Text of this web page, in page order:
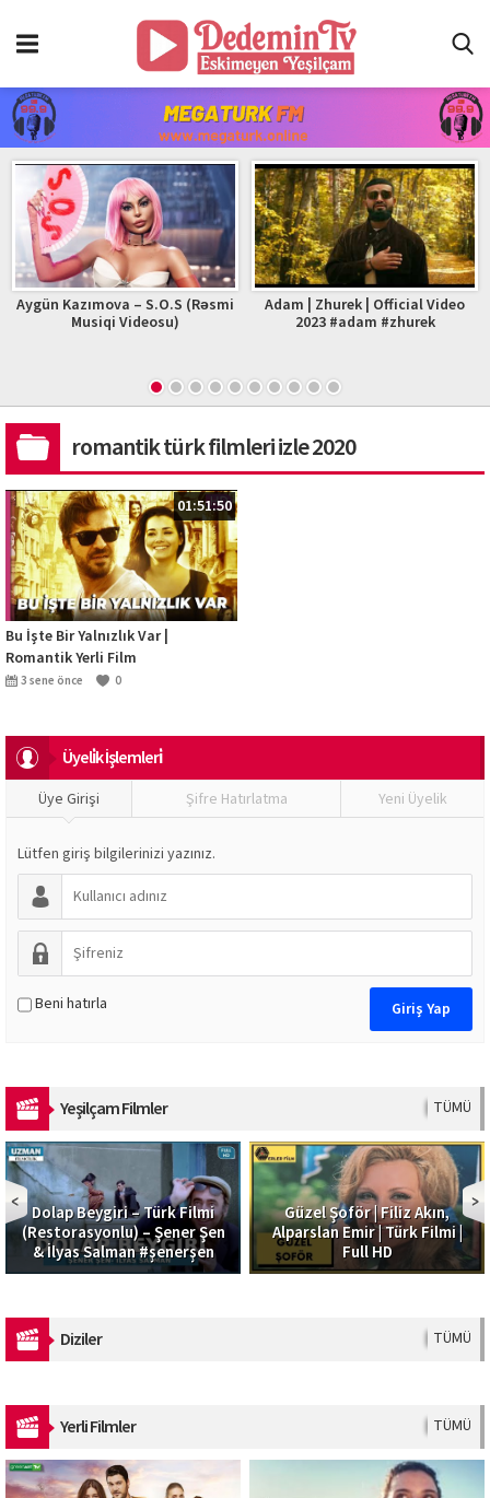
Aygün Kazımova – S.O.S (Rəsmi
Musiqi Videosu)
Adam | Zhurek | Official Video
2023 #adam #zhurek
romantik türk filmleri izle 2020
01:51:50
Bu İşte Bir Yalnızlık Var |
Romantik Yerli Film
3 sene önce 0
Üyeli̇k İşlemleri̇
Üye Girişi Şifre Hatırlatma Yeni Üyelik
Lütfen giriş bilgilerinizi yazınız.
Beni hatırla
Yeşilçam Filmler TÜMÜ
Dolap Beygiri – Türk Filmi
(Restorasyonlu) – Şener Şen
& İlyas Salman #şenerşen
Güzel Şoför | Filiz Akın,
Alparslan Emir | Türk Filmi |
Full HD
Diziler TÜMÜ
Yerli Filmler TÜMÜ